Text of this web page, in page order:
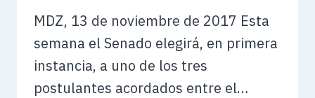
TODO
EL
PAÍS
MDZ, 13 de noviembre de 2017 Esta
semana el Senado elegirá, en primera
instancia, a uno de los tres
postulantes acordados entre el…